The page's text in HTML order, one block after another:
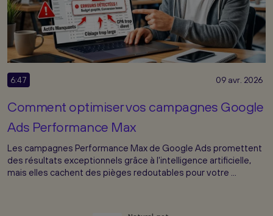
6:47 09 avr. 2026
Comment optimiser vos campagnes Google
Ads Performance Max
Les campagnes Performance Max de Google Ads promettent
des résultats exceptionnels grâce à l'intelligence artificielle,
mais elles cachent des pièges redoutables pour votre ...